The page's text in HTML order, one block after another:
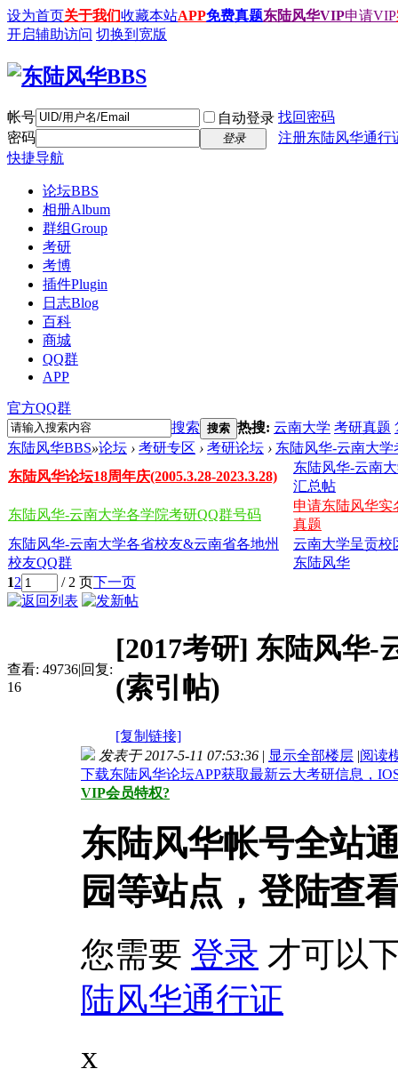
设为首页关于我们收藏本站APP免费真题东陆风华VIP申请VIP
开启辅助访问 切换到宽版
帐号 自动登录 找回密码
密码
登录
注册东陆风华通行
快捷导航
论坛BBS
相册Album
群组Group
考研
考博
插件Plugin
日志Blog
百科
商城
QQ群
APP
官方QQ群
搜索 搜索 热搜: 云南大学 考研真题
东陆风华BBS»论坛 › 考研专区 › 考研论坛 › 东陆风华-云南大
东陆风华论坛18周年庆(2005.3.28-2023.3.28)
东陆风华-云南
汇总帖
东陆风华-云南大学各学院考研QQ群号码
申请东陆风华实
真题
东陆风华-云南大学各省校友&云南省各地州
校友QQ群
云南大学呈贡
东陆风华
12 / 2 页下一页
返回列表
查看: 49736|回复:
16
[2017考研] 东陆风华-
(索引帖)
[复制链接]
发表于 2017-5-11 07:53:36 | 显示全部楼层 |阅读
下载东陆风华论坛APP获取最新云大考研信息，
VIP会员特权?
东陆风华帐号全站
园等站点，登陆查
您需要 登录 才可以
陆风华通行证
x